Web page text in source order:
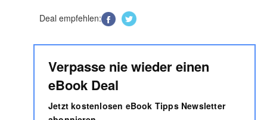
Deal empfehlen:
Verpasse nie wieder einen
eBook Deal
Jetzt kostenlosen eBook Tipps Newsletter